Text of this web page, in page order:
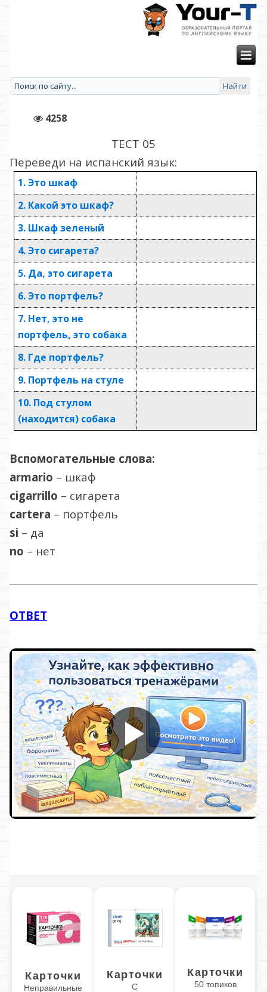
4258
ТЕСТ 05
Переведи на испанский язык:
1. Это шкаф
2. Какой это шкаф?
3. Шкаф зеленый
4. Это сигарета?
5. Да, это сигарета
6. Это портфель?
7. Нет, это не
портфель, это собака
8. Где портфель?
9. Портфель на стуле
10. Под стулом
(находится) собака
Вспомогательные слова:
armario – шкаф
cigarrillo – сигарета
cartera – портфель
si – да
no – нет
ОТВЕТ
Карточки
Неправильные
Карточки
С
Карточки
50 топиков